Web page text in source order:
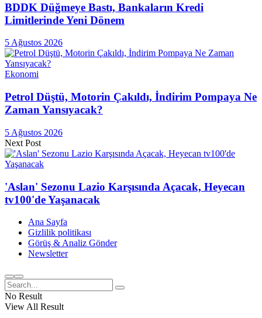
BDDK Düğmeye Bastı, Bankaların Kredi
Limitlerinde Yeni Dönem
5 Ağustos 2026
Ekonomi
Petrol Düştü, Motorin Çakıldı, İndirim Pompaya Ne
Zaman Yansıyacak?
5 Ağustos 2026
Next Post
'Aslan' Sezonu Lazio Karşısında Açacak, Heyecan
tv100'de Yaşanacak
Ana Sayfa
Gizlilik politikası
Görüş & Analiz Gönder
Newsletter
No Result
View All Result